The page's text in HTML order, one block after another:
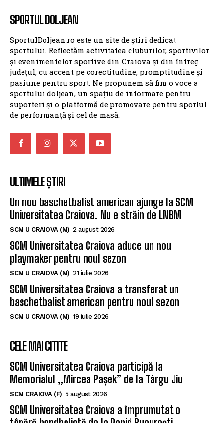
SPORTUL DOLJEAN
SportulDoljean.ro este un site de știri dedicat
sportului. Reflectăm activitatea cluburilor, sportivilor
și evenimentelor sportive din Craiova și din întreg
județul, cu accent pe corectitudine, promptitudine și
pasiune pentru sport. Ne propunem să fim o voce a
sportului doljean, un spațiu de informare pentru
suporteri și o platformă de promovare pentru sportul
de performanță și cel de masă.
ULTIMELE ȘTIRI
Un nou baschetbalist american ajunge la SCM
Universitatea Craiova. Nu e străin de LNBM
SCM U CRAIOVA (M) 2 august 2026
SCM Universitatea Craiova aduce un nou
playmaker pentru noul sezon
SCM U CRAIOVA (M) 21 iulie 2026
SCM Universitatea Craiova a transferat un
baschetbalist american pentru noul sezon
SCM U CRAIOVA (M) 19 iulie 2026
CELE MAI CITITE
SCM Universitatea Craiova participă la
Memorialul „Mircea Pașek” de la Târgu Jiu
SCM CRAIOVA (F) 5 august 2026
SCM Universitatea Craiova a împrumutat o